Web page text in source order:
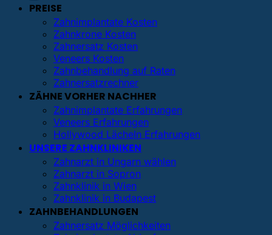
PREISE
Zahnimplantate Kosten
Zahnkrone Kosten
Zahnersatz Kosten
Veneers Kosten
Zahnbehandlung auf Raten
Zahnersatzrechner
ZÄHNE VORHER NACHHER
Zahnimplantate Erfahrungen
Veneers Erfahrungen
Hollywood Lächeln Erfahrungen
UNSERE ZAHNKLINIKEN
Zahnarzt in Ungarn wählen
Zahnarzt in Sopron
Zahnklinik in Wien
Zahnklinik in Budapest
ZAHNBEHANDLUNGEN
Zahnersatz Möglichkeiten